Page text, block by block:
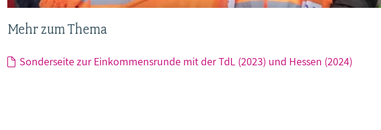
Mehr zum Thema
Sonderseite zur Einkommensrunde mit der TdL (2023) und Hessen (2024)